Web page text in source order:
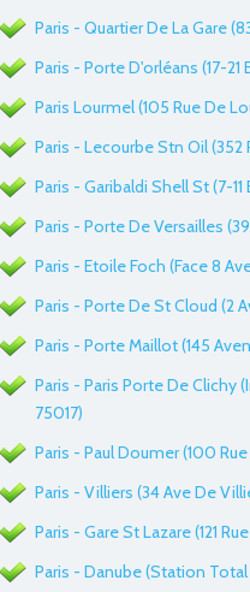
Paris - Quartier De La Gare
Paris - Porte D'orléans (17-
Paris Lourmel (105 Rue De
Paris - Lecourbe Stn Oil (352
Paris - Garibaldi Shell St (7-
Paris - Porte De Versailles
Paris - Etoile Foch (Face 8
Paris - Porte De St Cloud (2
Paris - Porte Maillot (145
Paris - Paris Porte De Clichy
75017)
Paris - Paul Doumer (100
Paris - Villiers (34 Ave De
Paris - Gare St Lazare (121
Paris - Danube (Station Total